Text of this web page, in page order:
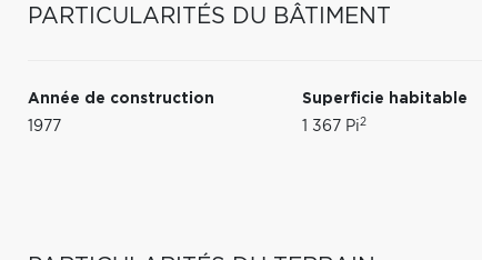
PARTICULARITÉS DU BÂTIMENT
Année de construction
1977
Superficie habitable
1 367 Pi2